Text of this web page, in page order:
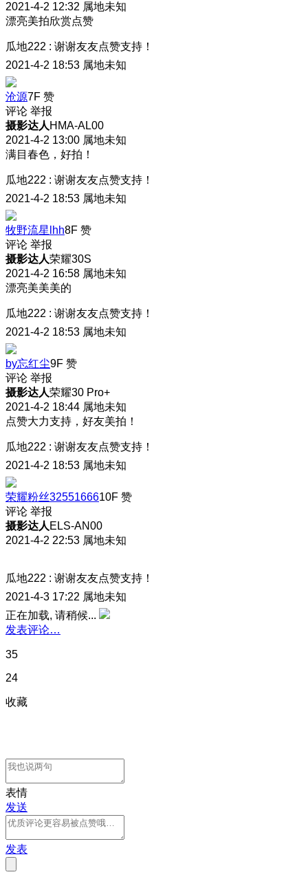
2021-4-2 12:32 属地未知
漂亮美拍欣赏点赞
瓜地222 : 谢谢友友点赞支持！
2021-4-2 18:53 属地未知
沧源7F 赞
评论 举报
摄影达人 HMA-AL00
2021-4-2 13:00 属地未知
满目春色，好拍！
瓜地222 : 谢谢友友点赞支持！
2021-4-2 18:53 属地未知
牧野流星lhh8F 赞
评论 举报
摄影达人荣耀30S
2021-4-2 16:58 属地未知
漂亮美美美的
瓜地222 : 谢谢友友点赞支持！
2021-4-2 18:53 属地未知
by忘红尘9F 赞
评论 举报
摄影达人荣耀30 Pro+
2021-4-2 18:44 属地未知
点赞大力支持，好友美拍！
瓜地222 : 谢谢友友点赞支持！
2021-4-2 18:53 属地未知
荣耀粉丝3255166610F 赞
评论 举报
摄影达人 ELS-AN00
2021-4-2 22:53 属地未知
瓜地222 : 谢谢友友点赞支持！
2021-4-3 17:22 属地未知
正在加载, 请稍候...
发表评论…
35
24
收藏
表情
发送
发表